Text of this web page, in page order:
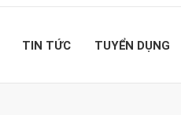
TIN TỨC TUYỂN DỤNG